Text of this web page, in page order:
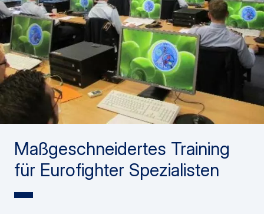
Maßgeschneidertes Training
für Eurofighter Spezialisten